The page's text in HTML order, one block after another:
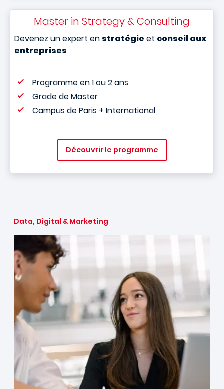
Master in Strategy & Consulting
Devenez un expert en stratégie et conseil aux
entreprises
Programme en 1 ou 2 ans
Grade de Master
Campus de Paris + International
Découvrir le programme
Data, Digital & Marketing